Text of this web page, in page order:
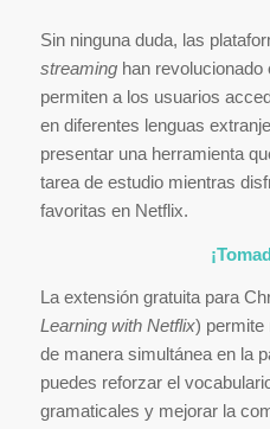
Sin ninguna duda, las
streaminghan revolucionado
permiten a los usuarios
en diferentes lenguas
presentar una herramienta
tarea de estudio mientras
favoritas en Netflix.
La extensión gratuita para
Learning with Netflix) permite
de manera simultánea en la
puedes reforzar el
gramaticales y mejorar la